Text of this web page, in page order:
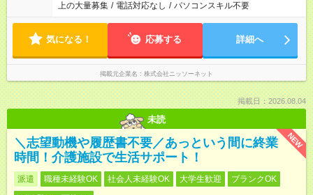
上の大量募集 / 電話対応なし / パソコンスキル不要
気になる！ 応募する 詳細へ
掲載元企業名 株式会社ニッソーネット
掲載日：2026.08.04
未読
NEW
＼志望動機や履歴書不要／あっという間に終業
時間！介護施設で生活サポート！
派遣 職種未経験OK 社会人未経験OK 大学生歓迎
ブランクOK